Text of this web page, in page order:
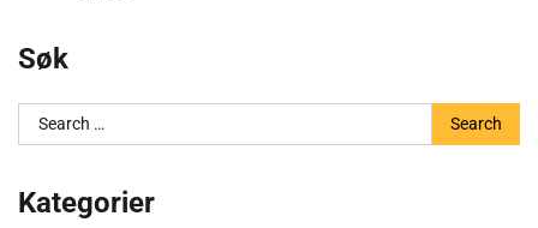
Søk
Search
for:
Kategorier